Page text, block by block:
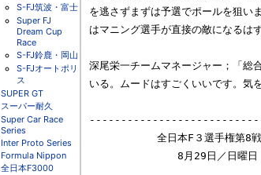
S-FJ筑波・富士
Super FJ
Dream Cup
Race
S-FJ鈴鹿・岡山
S-FJオートポリ
ス
SUPER GT
スーパー耐久
Super Car Race
Series
Inter Proto Series
Formula Nippon
全日本F3000
を逃さずまずは予選でポールを狙い
はマニング選手が直接の敵になるは
深尾栄一チームマネージャー；「総
いる。ムードはすごくいいです。
全日本F３選手権第8戦　
8月29日／日曜日　